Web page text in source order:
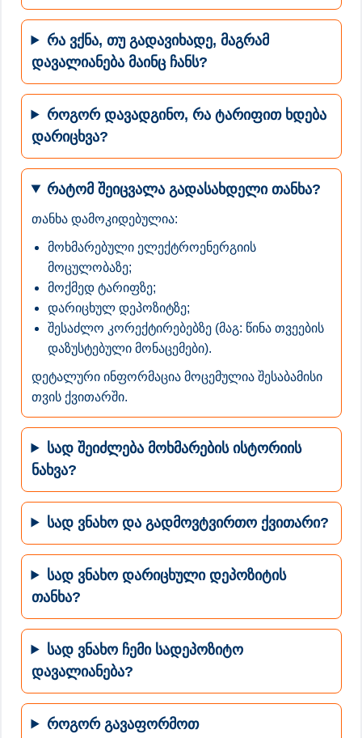
რა ვქნა, თუ გადავიხადე, მაგრამ
დავალიანება მაინც ჩანს?
როგორ დავადგინო, რა ტარიფით ხდება
დარიცხვა?
რატომ შეიცვალა გადასახდელი თანხა?
თანხა დამოკიდებულია:
მოხმარებული ელექტროენერგიის
მოცულობაზე;
მოქმედ ტარიფზე;
დარიცხულ დეპოზიტზე;
შესაძლო კორექტირებებზე (მაგ: წინა თვეების
დაზუსტებული მონაცემები).
დეტალური ინფორმაცია მოცემულია შესაბამისი
თვის ქვითარში.
სად შეიძლება მოხმარების ისტორიის
ნახვა?
სად ვნახო და გადმოვტვირთო ქვითარი?
სად ვნახო დარიცხული დეპოზიტის
თანხა?
სად ვნახო ჩემი სადეპოზიტო
დავალიანება?
როგორ გავაფორმოთ